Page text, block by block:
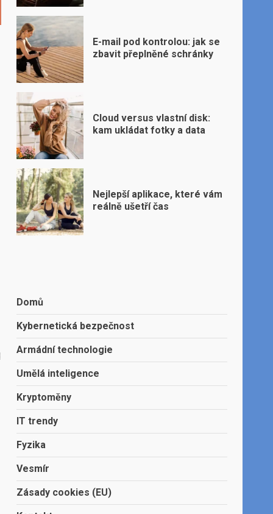
E-mail pod kontrolou: jak se
zbavit přeplněné schránky
Cloud versus vlastní disk:
kam ukládat fotky a data
Nejlepší aplikace, které vám
reálně ušetří čas
Domů
Kybernetická bezpečnost
Armádní technologie
Umělá inteligence
Kryptoměny
IT trendy
Fyzika
Vesmír
Zásady cookies (EU)